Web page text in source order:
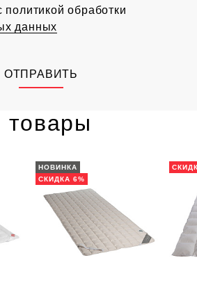
политикой обработки
данных
ОТПРАВИТЬ
товары
НОВИНКА
СКИДКА 6%